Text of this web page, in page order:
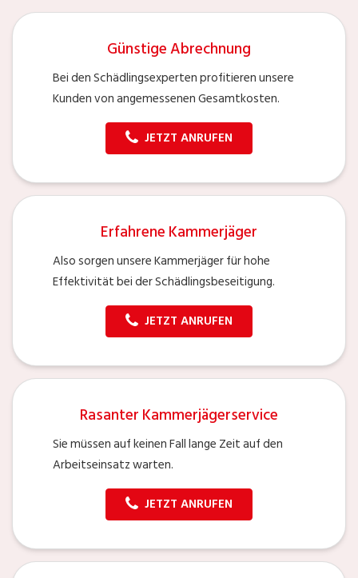
Günstige Abrechnung
Bei den Schädlingsexperten profitieren unsere
Kunden von angemessenen Gesamtkosten.
JETZT ANRUFEN
Erfahrene Kammerjäger
Also sorgen unsere Kammerjäger für hohe
Effektivität bei der Schädlingsbeseitigung.
JETZT ANRUFEN
Rasanter Kammerjägerservice
Sie müssen auf keinen Fall lange Zeit auf den
Arbeitseinsatz warten.
JETZT ANRUFEN